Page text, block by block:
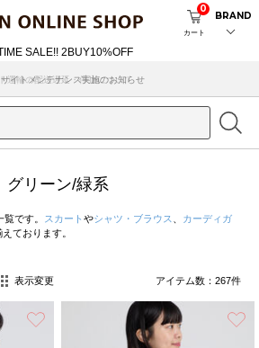
カート
0
BRAND
運輸の配送遅延・停止について
グリーン/緑系
です。 スカート やシャツ・ブラウス
カーディガ
ております。
表示変更 アイテム数： 267件